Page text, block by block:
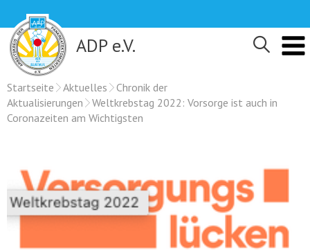
content
ADP e.V.
Startseite Aktuelles
Chronik der
Aktualisierungen
Weltkrebstag 2022: Vorsorge ist auch in
Coronazeiten am Wichtigsten